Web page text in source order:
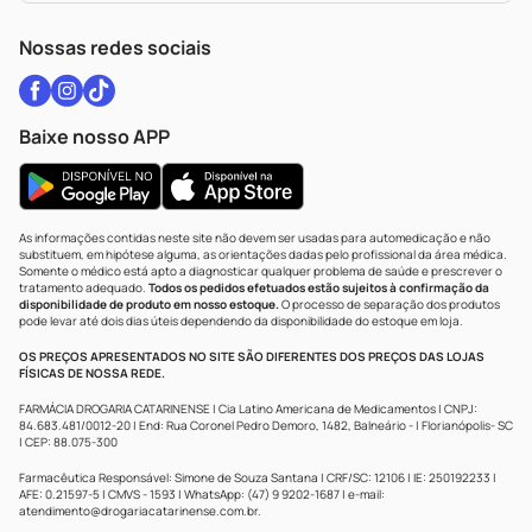
WhatsApp (47) 9202-1687
Nossas redes sociais
Baixe nosso APP
As informações contidas neste site não devem ser usadas para automedicação e não
substituem, em hipótese alguma, as orientações dadas pelo profissional da área médica.
Somente o médico está apto a diagnosticar qualquer problema de saúde e prescrever o
tratamento adequado. Todos os pedidos efetuados estão sujeitos à confirmação da
disponibilidade de produto em nosso estoque.O processo de separação dos produtos
pode levar até dois dias úteis dependendo da disponibilidade do estoque em loja.
OS PREÇOS APRESENTADOS NO SITE SÃO DIFERENTES DOS PREÇOS DAS LOJAS
FÍSICAS DE NOSSA REDE.
FARMÁCIA DROGARIA CATARINENSE | Cia Latino Americana de Medicamentos | CNPJ:
84.683.481/0012-20 | End: Rua Coronel Pedro Demoro, 1482, Balneário - | Florianópolis- SC
| CEP: 88.075-300
Farmacêutica Responsável: Simone de Souza Santana | CRF/SC: 12106 | IE: 250192233 |
AFE: 0.21597-5 | CMVS - 1593 | WhatsApp: (47) 9 9202-1687 | e-mail:
atendimento@drogariacatarinense.com.br.